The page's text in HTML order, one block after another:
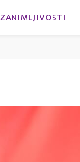
ZANIMLJIVOSTI